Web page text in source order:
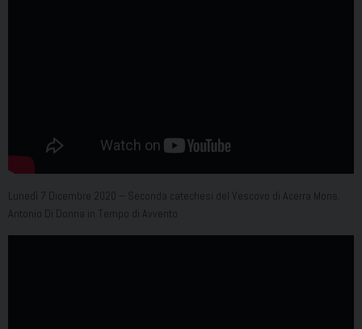
Lunedì 7 Dicembre 2020 – Seconda catechesi del Vescovo di Acerra Mons.
Antonio Di Donna in Tempo di Avvento